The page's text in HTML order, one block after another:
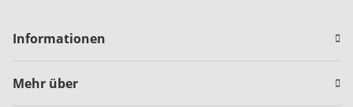
Informationen
Mehr über